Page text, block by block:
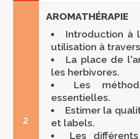
2
AROMATHÉRAPIE
Introduction à
utilisation à
La place de
les herbivores.
Les
essentielles.
Estimer la
et labels.
Les